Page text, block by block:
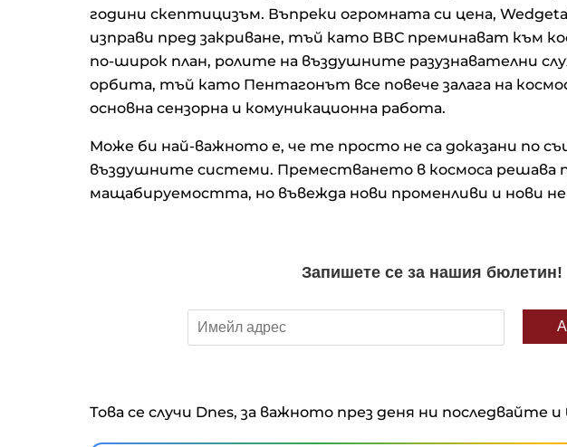
години скептицизъм. Въпреки огромната си цена,
изправи пред закриване, тъй като ВВС преминават към
по-широк план, ролите на въздушните разузнавателни
орбита, тъй като Пентагонът все повече залага на
основна сензорна и комуникационна работа.
Може би най-важното е, че те просто не са доказани по
въздушните системи. Преместването в космоса решава
мащабируемостта, но въвежда нови променливи и нови
Това се случи Dnes, за важното през деня ни последвайте и